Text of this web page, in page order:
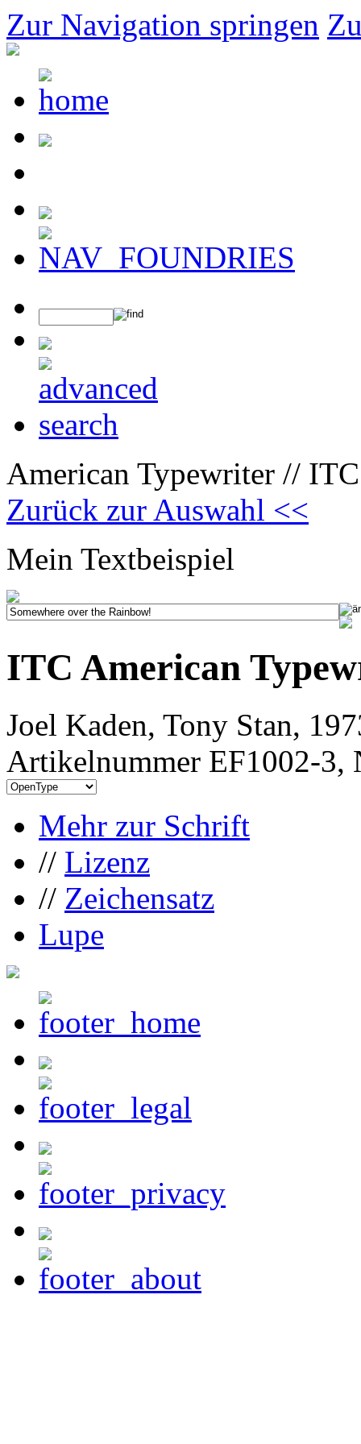
Zur Navigation springen
American Typewriter //
Zurück zur Auswahl <<
Mein Textbeispiel
ITC American
Joel Kaden, Tony Stan,
Artikelnummer EF1002-3,
Mehr zur Schrift
// Lizenz
// Zeichensatz
Lupe